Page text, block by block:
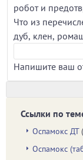
робот и
Что из
дуб, клен,
Напишите ваш
Ссылки по
Оспамокс ДТ
Оспамокс